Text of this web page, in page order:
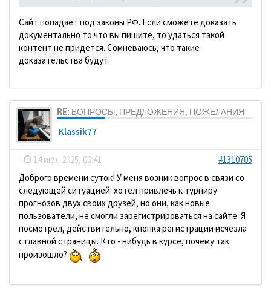
Сайт попадает под законы РФ. Если сможете доказать
документально то что вы пишите, то удаться такой
контент не придется. Сомневаюсь, что такие
доказательства будут.
RE: ВОПРОСЫ, ПРЕДЛОЖЕНИЯ, ПОЖЕЛАНИЯ
Klassik77
- 14 июл 2025, 00:41
#1310705
Доброго времени суток! У меня возник вопрос в связи со
следующей ситуацией: хотел привлечь к турниру
прогнозов двух своих друзей, но они, как новые
пользователи, не смогли зарегистрироваться на сайте. Я
посмотрел, действительно, кнопка регистрации исчезла
с главной страницы. Кто - нибудь в курсе, почему так
произошло?